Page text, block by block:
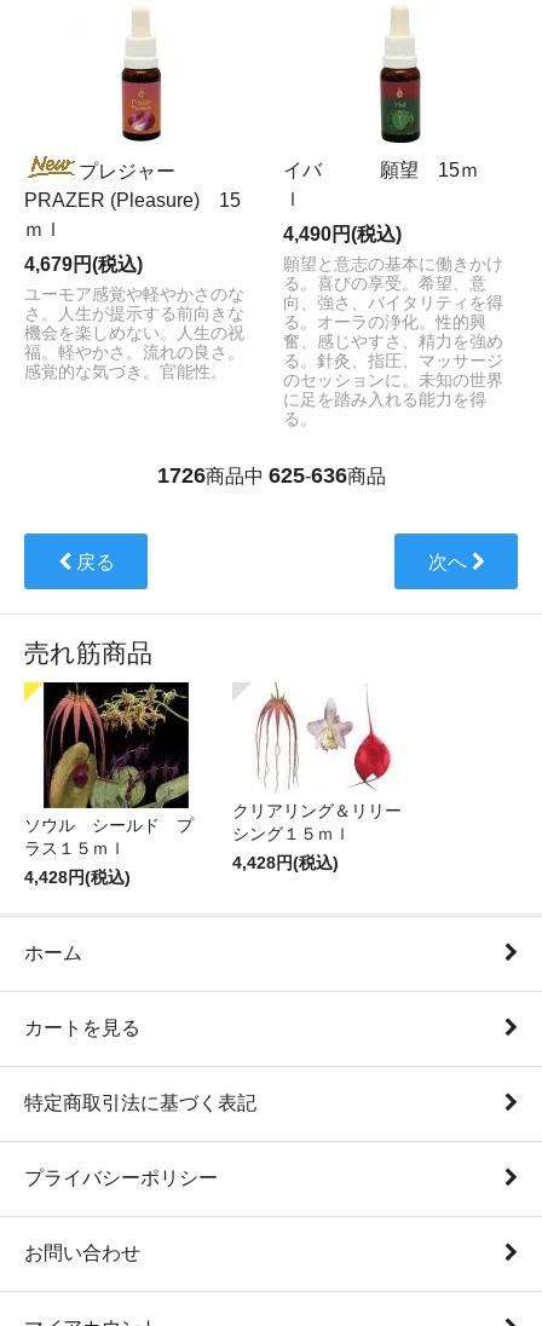
プレジャー
PRAZER (Pleasure) 15
ｍｌ
4,679円(税込)
ユーモア感覚や軽やかさのな
さ。人生が提示する前向きな
機会を楽しめない。人生の祝
福。軽やかさ。流れの良さ。
感覚的な気づき。官能性。
イバ 願望 15ｍ
4,490円(税込)
願望と意志の基本に働きかけ
る。喜びの享受。希望、意
向、強さ、バイタリティを得
る。オーラの浄化。性的興
奮、感じやすさ、精力を強め
る。針灸、指圧、マッサージ
のセッションに。未知の世界
に足を踏み入れる能力を得
る。
1726商品中 625-636商品
戻る 次へ
売れ筋商品
ソウル シールド プ
ラス１５ｍｌ
4,428円(税込)
クリアリング＆リリー
シング１５ｍｌ
4,428円(税込)
ホーム
カートを見る
特定商取引法に基づく表記
プライバシーポリシー
お問い合わせ